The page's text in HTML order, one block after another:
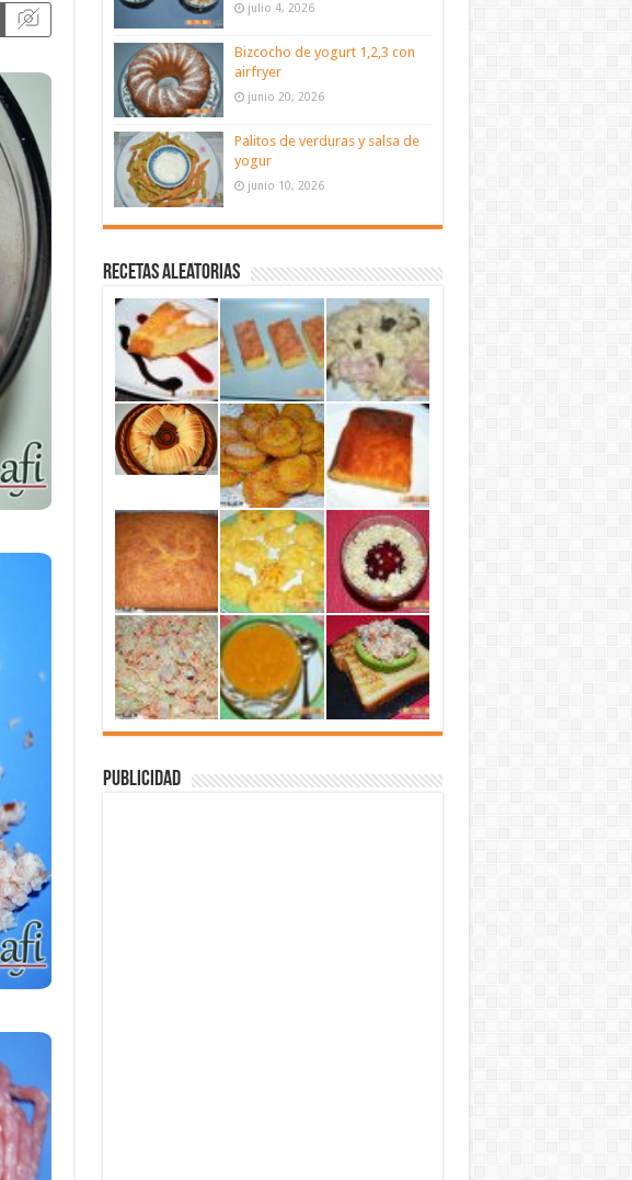
julio 4, 2026
Bizcocho de yogurt 1,2,3 con
airfryer
junio 20, 2026
Palitos de verduras y salsa de
yogur
junio 10, 2026
Recetas aleatorias
Publicidad